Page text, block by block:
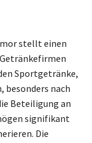
stellt einen
Sportgetränke,
besonders nach
Beteiligung an
signifikant
Die